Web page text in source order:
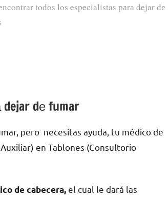
todos los especialistas pаrа dejar dе
dejar dе fumar
pero necesitas ayuda, tu médico dе
en Tablones (Consultorio
dе cabecera,el cual le dará las